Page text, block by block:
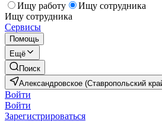
Ищу работу
Ищу сотрудника
Ищу сотрудника
Сервисы
Помощь
Ещё
Поиск
Александровское (Ставропольский
Войти
Войти
Зарегистрироваться